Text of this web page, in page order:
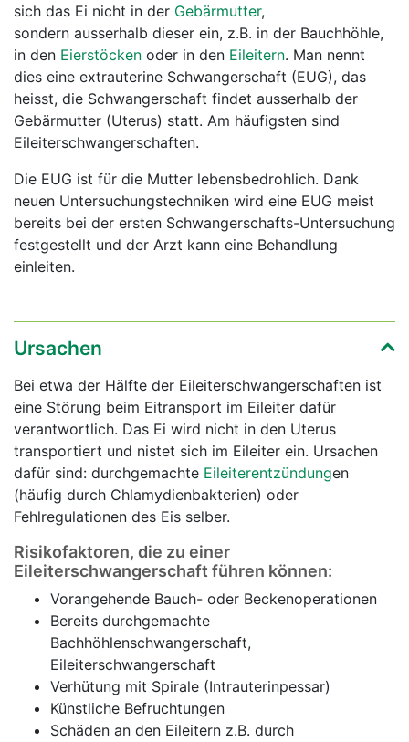
sich das Ei nicht in der Gebärmutter,
sondern ausserhalb dieser ein, z.B. in der Bauchhöhle,
in den Eierstöcken oder in den Eileitern. Man nennt
dies eine extrauterine Schwangerschaft (EUG), das
heisst, die Schwangerschaft findet ausserhalb der
Gebärmutter (Uterus) statt. Am häufigsten sind
Eileiterschwangerschaften.
Die EUG ist für die Mutter lebensbedrohlich. Dank
neuen Untersuchungstechniken wird eine EUG meist
bereits bei der ersten Schwangerschafts-Untersuchung
festgestellt und der Arzt kann eine Behandlung
einleiten.
Ursachen
Bei etwa der Hälfte der Eileiterschwangerschaften ist
eine Störung beim Eitransport im Eileiter dafür
verantwortlich. Das Ei wird nicht in den Uterus
transportiert und nistet sich im Eileiter ein. Ursachen
dafür sind: durchgemachte Eileiterentzündungen
(häufig durch Chlamydienbakterien) oder
Fehlregulationen des Eis selber.
Risikofaktoren, die zu einer
Eileiterschwangerschaft führen können:
Vorangehende Bauch- oder Beckenoperationen
Bereits durchgemachte
Bachhöhlenschwangerschaft,
Eileiterschwangerschaft
Verhütung mit Spirale (Intrauterinpessar)
Künstliche Befruchtungen
Schäden an den Eileitern z.B. durch